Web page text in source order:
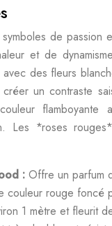
de passion
et de
avec des fleurs
un contraste
flamboyante
Les *roses
: Offre un parfum
couleur rouge foncé
1 mètre et fleurit